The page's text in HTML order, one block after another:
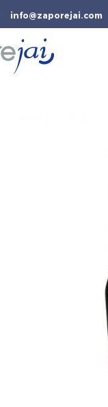
info@zaporejai.com